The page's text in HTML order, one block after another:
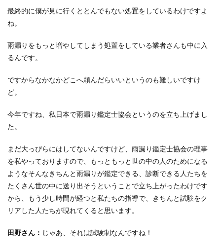
最終的に僕が見に行くととんでもない処置をしているわけですよ
ね。
雨漏りをもっと増やしてしまう処置をしている業者さんも中に入
るんです。
ですからなかなかどこへ頼んだらいいというのも難しいですけ
ど。
今年ですね、私日本で雨漏り鑑定士協会というのを立ち上げまし
た。
まだ大っぴらにはしてないんですけど、雨漏り鑑定士協会の理事
を私やっておりますので、もっともっと世の中の人のためになる
ようなそんなきちんと雨漏りが鑑定できる、診断できる人たちを
たくさん世の中に送り出そうということで立ち上がったわけです
から、もう少し時間が経つと私たちの指導で、きちんと試験をク
リアした人たちが現れてくると思います。
田野さん： じゃあ、それは試験制なんですね！